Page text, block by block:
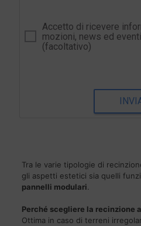
Accetto di ricevere
mozioni, news ed
(facoltativo)
Tra le varie tipologie di
gli aspetti estetici sia quelli
pannelli modulari
Perché scegliere la recinzione
Ottima in caso di terreni